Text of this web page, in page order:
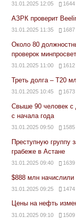
31.01.2025 12:05 1644
АЗРК проверит
31.01.2025 11:35 1687
Около 80
проверок
31.01.2025 11:00 1612
Треть долга – Т20
31.01.2025 10:45 1673
Свыше 90 человек с
с начала года
31.01.2025 09:50 1585
Преступную группу
грабеже в Астане
31.01.2025 09:40 1639
$888 млн начислили
31.01.2025 09:25 1474
Цены на нефть
31.01.2025 09:10 1509